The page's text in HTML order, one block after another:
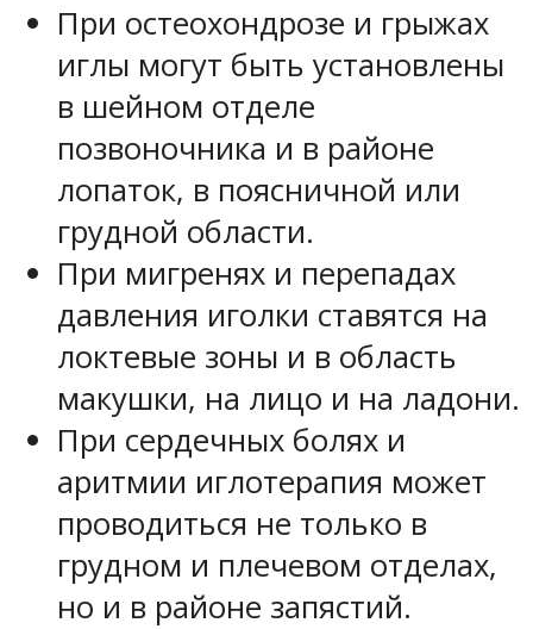
При остеохондрозе и грыжах
иглы могут быть установлены
в шейном отделе
позвоночника и в районе
лопаток, в поясничной или
грудной области.
При мигренях и перепадах
давления иголки ставятся на
локтевые зоны и в область
макушки, на лицо и на ладони.
При сердечных болях и
аритмии иглотерапия может
проводиться не только в
грудном и плечевом отделах,
но и в районе запястий.